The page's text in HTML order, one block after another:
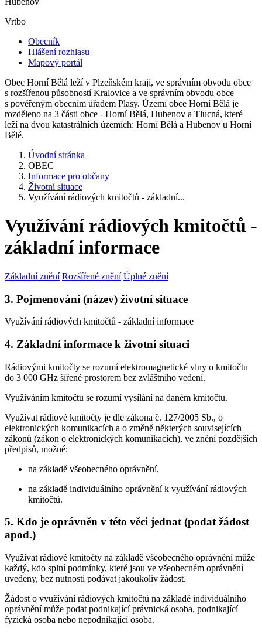
Vrtbo
Obecník
Hlášení rozhlasu
Mapový portál
Obec Horní Bělá leží v Plzeňském kraji, ve správním obvodu obce
s rozšířenou působností Kralovice a ve správním obvodu obce
s pověřeným obecním úřadem Plasy. Území obce Horní Bělá je
rozděleno na 3 části obce - Horní Bělá, Hubenov a Tlucná, které
leží na dvou katastrálních územích: Horní Bělá a Hubenov u Horní
Bělé.
Úvodní stránka
OBEC
Informace pro občany
Životní situace
Využívání rádiových kmitočtů - základní...
Využívání rádiových kmitočtů -
základní informace
Základní znění Rozšířené znění Úplné znění
3. Pojmenování (název) životní situace
Využívání rádiových kmitočtů - základní informace
4. Základní informace k životní situaci
Rádiovými kmitočty se rozumí elektromagnetické vlny o kmitočtu
do 3 000 GHz šířené prostorem bez zvláštního vedení.
Využíváním kmitočtu se rozumí vysílání na daném kmitočtu.
Využívat rádiové kmitočty je dle zákona č. 127/2005 Sb., o
elektronických komunikacích a o změně některých souvisejících
zákonů (zákon o elektronických komunikacích), ve znění pozdějších
předpisů, možné:
na základě všeobecného oprávnění,
na základě individuálního oprávnění k využívání rádiových
kmitočtů.
5. Kdo je oprávněn v této věci jednat (podat žádost
apod.)
Využívat rádiové kmitočty na základě všeobecného oprávnění může
každý, kdo splní podmínky, které jsou ve všeobecném oprávnění
uvedeny, bez nutnosti podávat jakoukoliv žádost.
Žádost o využívání rádiových kmitočtů na základě individuálního
oprávnění může podat podnikající právnická osoba, podnikající
fyzická osoba nebo nepodnikající osoba.